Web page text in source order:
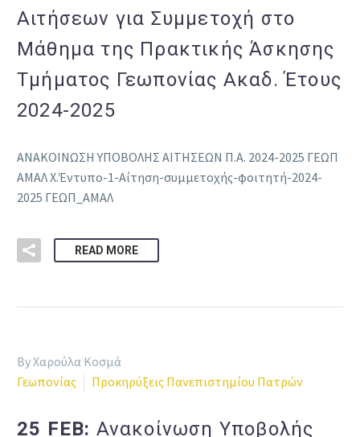
Αιτήσεων για Συμμετοχή στο
Μάθημα της Πρακτικής Άσκησης
Τμήματος Γεωπονίας Ακαδ. Έτους
2024-2025
ΑΝΑΚΟΙΝΩΣΗ ΥΠΟΒΟΛΗΣ ΑΙΤΗΣΕΩΝ Π.Α. 2024-2025 ΓΕΩΠ
ΑΜΑΛ Χ.Έντυπο-1-Αίτηση-συμμετοχής-φοιτητή-2024-
2025 ΓΕΩΠ_ΑΜΑΛ
READ MORE
By Χαρούλα Κοσμά
Γεωπονίας
Προκηρύξεις Πανεπιστημίου Πατρών
25 FEB: Ανακοίνωση Υποβολής